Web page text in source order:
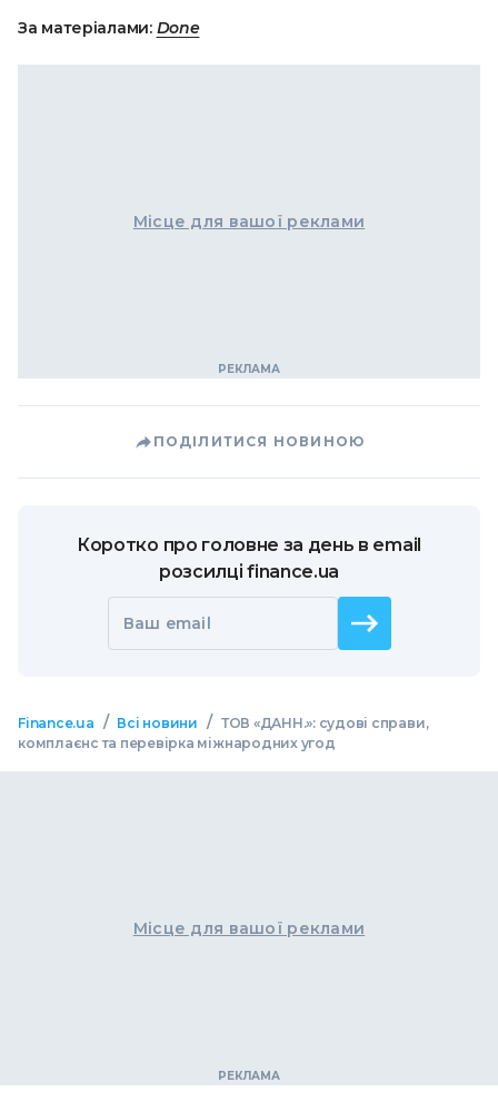
За матеріалами: Done
Місце для вашої реклами
ПОДІЛИТИСЯ НОВИНОЮ
Коротко про головне за день в email
розсилці finance.ua
Ваш email
Finance.ua / Всі новини / ТОВ «ДАНН.»: судові справи,
комплаєнс та перевірка міжнародних угод
Місце для вашої реклами